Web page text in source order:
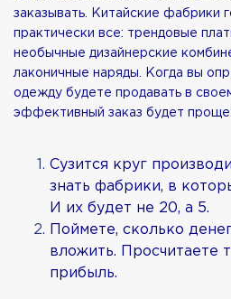
заказывать. Китайские фабрики
практически все: трендовые
необычные дизайнерские
лаконичные наряды. Когда вы
одежду будете продавать в
эффективный заказ будет проще:
Сузится круг
знать фабрики, в
И их будет не 20, а 5.
Поймете, сколько
вложить. Просчитаете
прибыль.